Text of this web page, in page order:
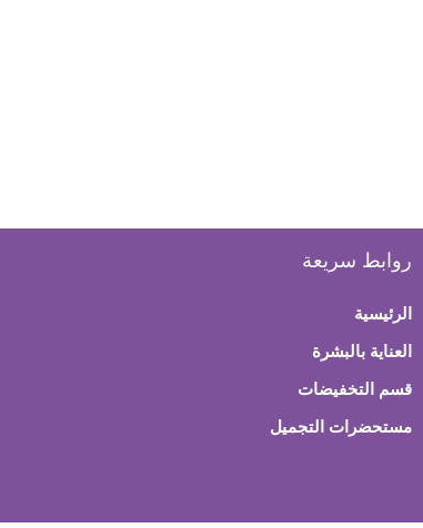
روابط سريعة
الرئيسية
العناية بالبشرة
قسم التخفيضات
مستحضرات التجميل